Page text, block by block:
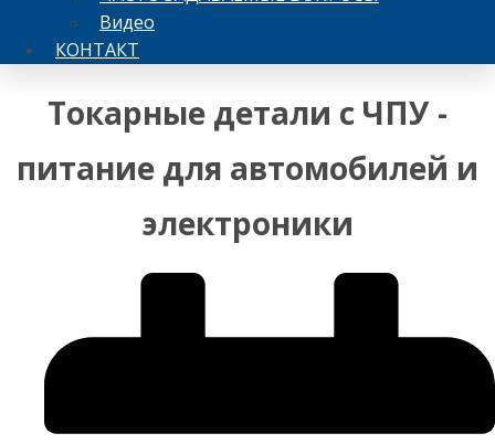
Видео
КОНТАКТ
Токарные детали с ЧПУ -
питание для автомобилей и
электроники